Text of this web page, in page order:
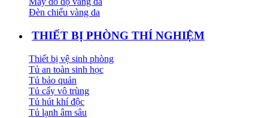
Đèn chiếu vàng da
THIẾT BỊ PHÒNG THÍ NGHIỆM
Thiết bị vệ sinh phòng
Tủ an toàn sinh học
Tủ bảo quản
Tủ cấy vô trùng
Tủ hút khí độc
Tủ lạnh âm sâu